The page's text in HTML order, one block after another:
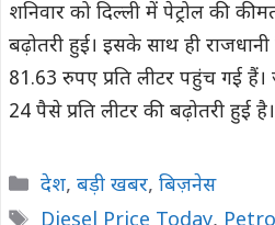
शनिवार को दिल्ली में पेट्रोल की
बढ़ोतरी हुई। इसके साथ ही
81.63 रुपए प्रति लीटर पहुंच गई
24 पैसे प्रति लीटर की बढ़ोतरी हुई
Categories
देश, बड़ी खबर, बिज़नेस
Tags